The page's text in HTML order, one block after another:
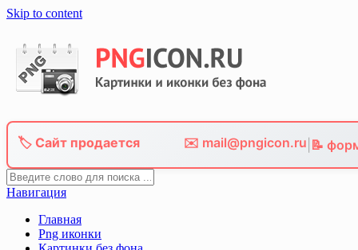
Skip to content
🏷️ Сайт продается ✉️ mail@pngicon.ru 📝
Навигация
Главная
Png иконки